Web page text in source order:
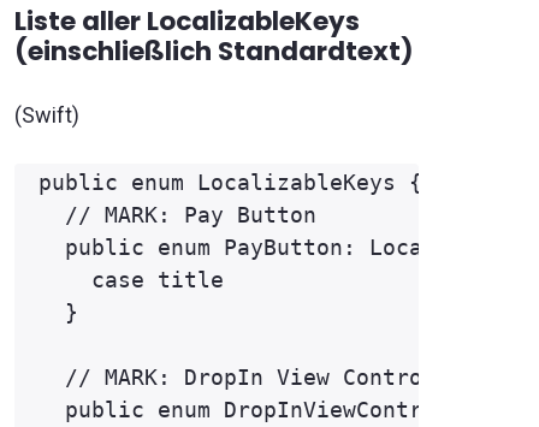
Liste aller LocalizableKeys
(einschließlich Standardtext)
(Swift)
public enum LocalizableKeys {
  // MARK: Pay Button
public enum PayButton:
    case title
  }
  // MARK: DropIn View Controller
public enum DropInViewController: